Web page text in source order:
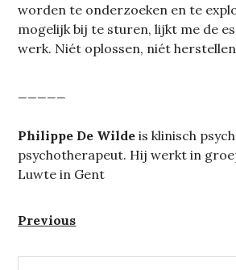
worden te onderzoeken en te
mogelijk bij te sturen, lijkt me de
werk. Niét oplossen, niét
Philippe De Wildeis klinisch
psychotherapeut. Hij werkt in
Luwte in Gent
Previous
post: